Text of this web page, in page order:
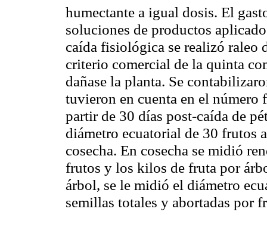
humectante a igual dosis. El
soluciones de productos
caída fisiológica se realizó raleo
criterio comercial de la quinta
dañase la planta. Se
tuvieron en cuenta en el
partir de 30 días post-caída de
diámetro ecuatorial de 30 frutos
cosecha. En cosecha se midió
frutos y los kilos de fruta por
árbol, se le midió el diámetro
semillas totales y abortadas por